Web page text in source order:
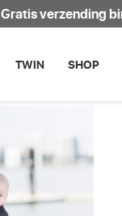
Gratis verzending
TWIN SHOP